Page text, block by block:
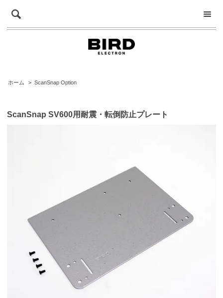
ホーム > ScanSnap Option
ScanSnap SV600用耐震・転倒防止プレート